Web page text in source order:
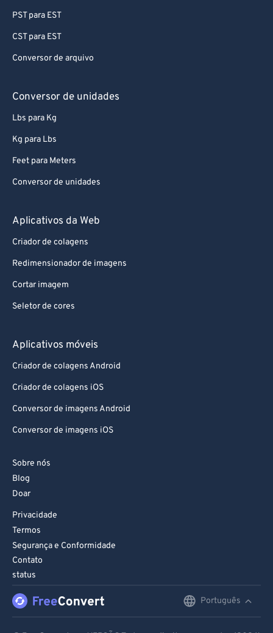
PST para EST
CST para EST
Conversor de arquivo
Conversor de unidades
Lbs para Kg
Kg para Lbs
Feet para Meters
Conversor de unidades
Aplicativos da Web
Criador de colagens
Redimensionador de imagens
Cortar imagem
Seletor de cores
Aplicativos móveis
Criador de colagens Android
Criador de colagens iOS
Conversor de imagens Android
Conversor de imagens iOS
Sobre nós
Blog
Doar
Privacidade
Termos
Segurança e Conformidade
Contato
status
Português